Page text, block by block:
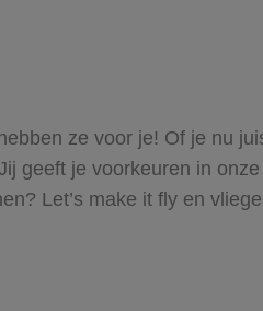
ze voor je! Of je nu
geeft je voorkeuren in
Let’s make it fly en